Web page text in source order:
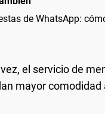
de WhatsApp:
el servicio de
mayor comodidad